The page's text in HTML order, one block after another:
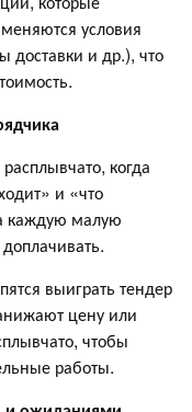
условия
доставки и др.), что
когда
и «что
каждую малую
выиграть тендер
цену или
чтобы
работы.